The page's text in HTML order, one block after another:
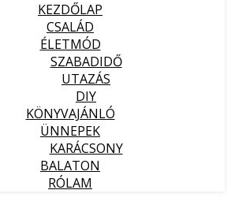
KEZDŐLAP
CSALÁD
ÉLETMÓD
SZABADIDŐ
UTAZÁS
DIY
KÖNYVAJÁNLÓ
ÜNNEPEK
KARÁCSONY
BALATON
RÓLAM